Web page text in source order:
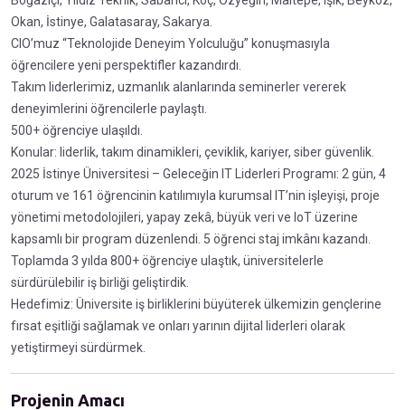
Okan, İstinye, Galatasaray, Sakarya.
CIO’muz “Teknolojide Deneyim Yolculuğu” konuşmasıyla
öğrencilere yeni perspektifler kazandırdı.
Takım liderlerimiz, uzmanlık alanlarında seminerler vererek
deneyimlerini öğrencilerle paylaştı.
500+ öğrenciye ulaşıldı.
Konular: liderlik, takım dinamikleri, çeviklik, kariyer, siber güvenlik.
2025 İstinye Üniversitesi – Geleceğin IT Liderleri Programı: 2 gün, 4
oturum ve 161 öğrencinin katılımıyla kurumsal IT’nin işleyişi, proje
yönetimi metodolojileri, yapay zekâ, büyük veri ve IoT üzerine
kapsamlı bir program düzenlendi. 5 öğrenci staj imkânı kazandı.
Toplamda 3 yılda 800+ öğrenciye ulaştık, üniversitelerle
sürdürülebilir iş birliği geliştirdik.
Hedefimiz: Üniversite iş birliklerini büyüterek ülkemizin gençlerine
fırsat eşitliği sağlamak ve onları yarının dijital liderleri olarak
yetiştirmeyi sürdürmek.
Projenin Amacı